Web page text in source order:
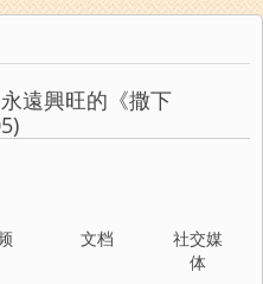
遠興旺的《撒下
文档
社交媒
体